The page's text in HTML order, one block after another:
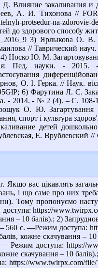
Влияние закаливания и
А. И. Тихонова //
protsedur-na-
до здорового способу
3) Ярлыкова О. В.
// Таврический
Носко Ю. М.
Пед. науки. -
О. І. Герка. // Наук.
6) Фарутина Л. С.
- 2014. - № 2 (4). – С. 108-
О. Ю. Загартування
спорт і культура
детей
Е. Врублевский
вас цікавлять
і що саме про них
Тому пропонуємо
https://
– 10 балів).; 2)
с. —Режим доступа:
балів, кожне скачування
доступа: https://
кожне скачування – 10
www.twirpx.com/file/